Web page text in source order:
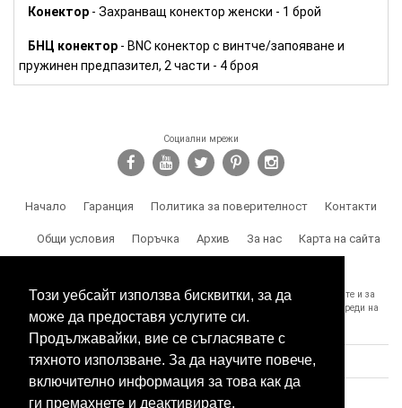
Този уебсайт използва бисквитки, за да
може да предоставя услугите си.
Продължавайки, вие се съгласявате с
тяхното използване. За да научите повече,
включително информация за това как да
ги премахнете и деактивирате,
Конектор - Захранващ конектор женски - 1 брой
БНЦ конектор - BNC конектор с винтче/запояване и
пружинен предпазител, 2 части - 4 броя
Социални мрежи
Начало Гаранция Политика за поверителност Контакти
Общи условия Поръчка Архив За нас Карта на сайта
SPY.BG Ви напомня, че носите отговорност за използването на продуктите и за
спазване на законите, както и за злоумишлени и незаконни действия, вреди на
трети лица и др.